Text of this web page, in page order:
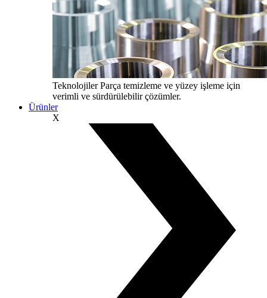
TeknolojilerParça temizleme ve yüzey işleme için
verimli ve sürdürülebilir çözümler.
Ürünler
X